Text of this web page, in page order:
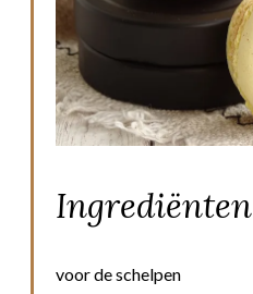
Ingrediënten
voor de schelpen